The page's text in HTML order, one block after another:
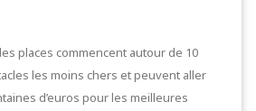
places commencent autour de 10
les moins chers et peuvent aller
d’euros pour les meilleures